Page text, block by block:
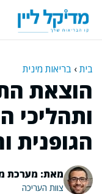
לתוכן
בית› בריאות מינית
הוצאת
ותהליכי
הגופנית
מאת: מערכת
צוות העריכה